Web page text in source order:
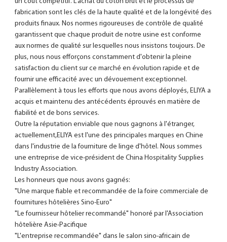
fabrication sont les clés de la haute qualité et de la longévité des
produits finaux. Nos normes rigoureuses de contrôle de qualité
garantissent que chaque produit de notre usine est conforme
aux normes de qualité sur lesquelles nous insistons toujours. De
plus, nous nous efforçons constamment d'obtenir la pleine
satisfaction du client sur ce marché en évolution rapide et de
fournir une efficacité avec un dévouement exceptionnel.
Parallèlement à tous les efforts que nous avons déployés, ELIYA a
acquis et maintenu des antécédents éprouvés en matière de
fiabilité et de bons services.
Outre la réputation enviable que nous gagnons à l'étranger,
actuellement,ELIYA est l'une des principales marques en Chine
dans l'industrie de la fourniture de linge d'hôtel. Nous sommes
une entreprise de vice-président de China Hospitality Supplies
Industry Association.
Les honneurs que nous avons gagnés:
"Une marque fiable et recommandée de la foire commerciale de
fournitures hôtelières Sino-Euro"
"Le fournisseur hôtelier recommandé" honoré par l'Association
hôtelière Asie-Pacifique
"L'entreprise recommandée" dans le salon sino-africain de